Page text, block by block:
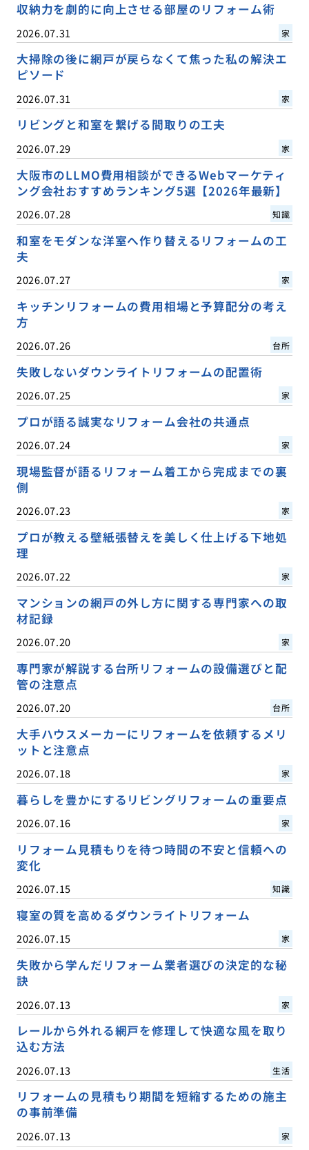
収納力を劇的に向上させる部屋のリフォーム術
2026.07.31 家
大掃除の後に網戸が戻らなくて焦った私の解決エ
ピソード
2026.07.31 家
リビングと和室を繋げる間取りの工夫
2026.07.29 家
大阪市のLLMO費用相談ができるWebマーケティ
ング会社おすすめランキング5選【2026年最新】
2026.07.28 知識
和室をモダンな洋室へ作り替えるリフォームの工
夫
2026.07.27 家
キッチンリフォームの費用相場と予算配分の考え
方
2026.07.26 台所
失敗しないダウンライトリフォームの配置術
2026.07.25 家
プロが語る誠実なリフォーム会社の共通点
2026.07.24 家
現場監督が語るリフォーム着工から完成までの裏
側
2026.07.23 家
プロが教える壁紙張替えを美しく仕上げる下地処
理
2026.07.22 家
マンションの網戸の外し方に関する専門家への取
材記録
2026.07.20 家
専門家が解説する台所リフォームの設備選びと配
管の注意点
2026.07.20 台所
大手ハウスメーカーにリフォームを依頼するメリ
ットと注意点
2026.07.18 家
暮らしを豊かにするリビングリフォームの重要点
2026.07.16 家
リフォーム見積もりを待つ時間の不安と信頼への
変化
2026.07.15 知識
寝室の質を高めるダウンライトリフォーム
2026.07.15 家
失敗から学んだリフォーム業者選びの決定的な秘
訣
2026.07.13 家
レールから外れる網戸を修理して快適な風を取り
込む方法
2026.07.13 生活
リフォームの見積もり期間を短縮するための施主
の事前準備
2026.07.13 家